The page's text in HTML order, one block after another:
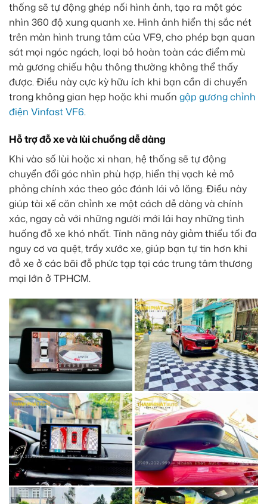
thống sẽ tự động ghép nối hình ảnh, tạo ra một góc
nhìn 360 độ xung quanh xe. Hình ảnh hiển thị sắc nét
trên màn hình trung tâm của VF9, cho phép bạn quan
sát mọi ngóc ngách, loại bỏ hoàn toàn các điểm mù
mà gương chiếu hậu thông thường không thể thấy
được. Điều này cực kỳ hữu ích khi bạn cần di chuyển
trong không gian hẹp hoặc khi muốn gập gương chỉnh
điện Vinfast VF6.
Hỗ trợ đỗ xe và lùi chuồng dễ dàng
Khi vào số lùi hoặc xi nhan, hệ thống sẽ tự động
chuyển đổi góc nhìn phù hợp, hiển thị vạch kẻ mô
phỏng chính xác theo góc đánh lái vô lăng. Điều này
giúp tài xế căn chỉnh xe một cách dễ dàng và chính
xác, ngay cả với những người mới lái hay những tình
huống đỗ xe khó nhất. Tính năng này giảm thiểu tối đa
nguy cơ va quệt, trầy xước xe, giúp bạn tự tin hơn khi
đỗ xe ở các bãi đỗ phức tạp tại các trung tâm thương
mại lớn ở TPHCM.